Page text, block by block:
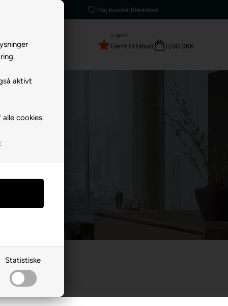
aktivt
cookies.
Statistiske
Høj kundetilfredshed
0 gemt
Gemt til tilbud 0,00 DKK